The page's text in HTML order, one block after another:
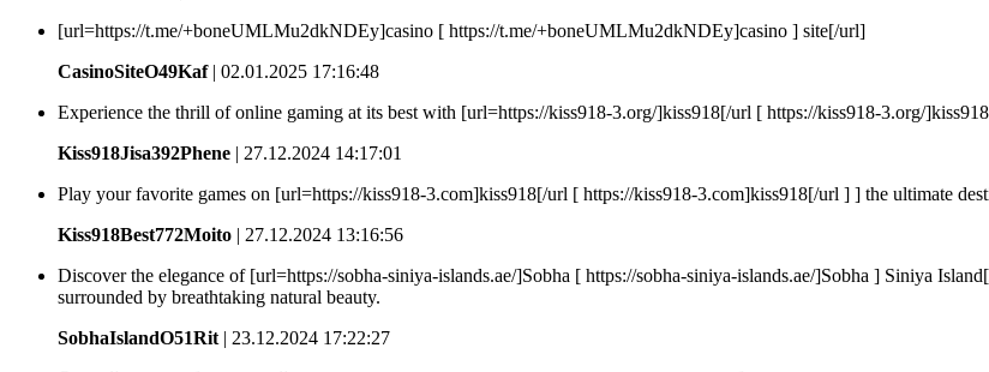
[url=https://t.me/+boneUMLMu2dkNDEy]casino [ https://t.me/+boneUMLMu2dkNDEy]casino ] site[/url]
CasinoSiteO49Kaf| 02.01.2025 17:16:48
Experience the thrill of online gaming at its best with [url=https://kiss918-3.org/]kiss918[/url [ https://kiss918-3.org/
Kiss918Jisa392Phene | 27.12.2024 14:17:01
Play your favorite games on [url=https://kiss918-3.com]kiss918[/url [ https://kiss918-3.com]kiss918[/url ] ] the ultimate
Kiss918Best772Moito | 27.12.2024 13:16:56
Discover the elegance of [url=https://sobha-siniya-islands.ae/]Sobha [ https://sobha-siniya-islands.ae/]Sobha ] Siniya
surrounded by breathtaking natural beauty.
SobhaIslandO51Rit | 23.12.2024 17:22:27